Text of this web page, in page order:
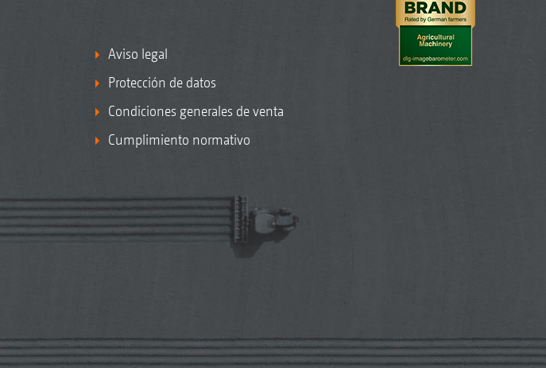
Aviso legal
Protección de datos
Condiciones generales de venta
Cumplimiento normativo